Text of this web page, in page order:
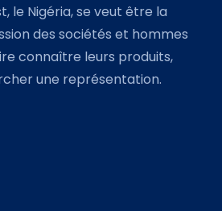
le Nigéria, se veut être la
des sociétés et hommes
connaître leurs produits,
une représentation.